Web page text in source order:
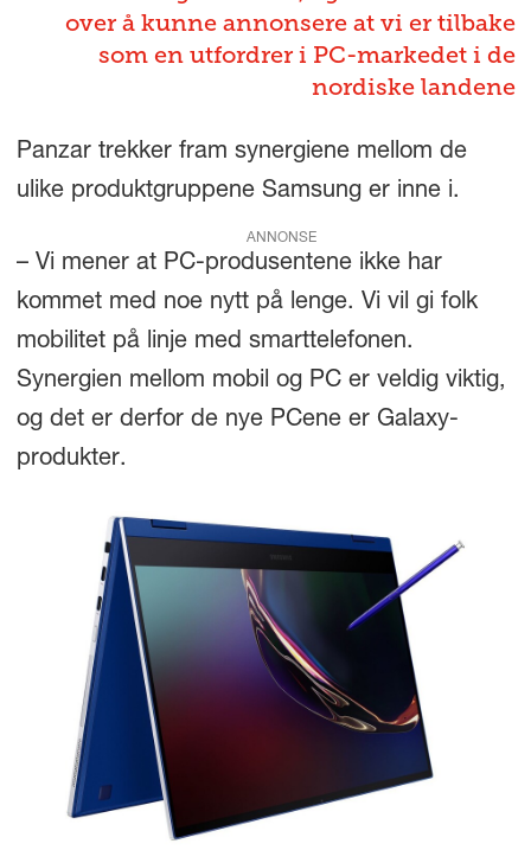
over å kunne annonsere at vi er tilbake
som en utfordrer i PC-markedet i de
nordiske landene
Panzar trekker fram synergiene mellom de
ulike produktgruppene Samsung er inne i.
ANNONSE
– Vi mener at PC-produsentene ikke har
kommet med noe nytt på lenge. Vi vil gi folk
mobilitet på linje med smarttelefonen.
Synergien mellom mobil og PC er veldig viktig,
og det er derfor de nye PCene er Galaxy-
produkter.